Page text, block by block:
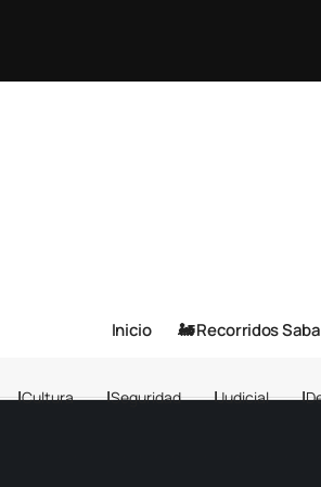
Inicio 🚂 Recorridos
Cultura Seguridad Judicial